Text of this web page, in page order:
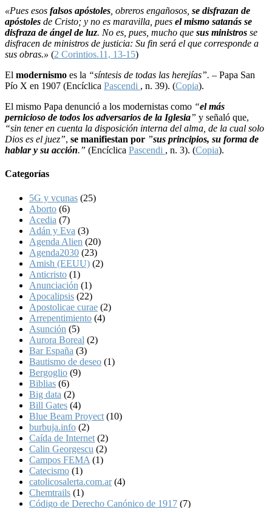
«Pues esos falsos apóstoles , obreros engañosos, se disfrazan de
apóstoles de Cristo; y no es maravilla, pues el mismo satanás se
disfraza de ángel de luz. No es, pues, mucho que sus ministros se
disfracen de ministros de justicia: Su fin será el que corresponde a
sus obras.» (2 Corintios.11, 13-15)
El modernismo es la “síntesis de todas las herejías”. – Papa San
Pío X en 1907 (Encíclica Pascendi , n. 39). (Copia).
El mismo Papa denunció a los modernistas como “el más
pernicioso de todos los adversarios de la Iglesia” y señaló que,
“sin tener en cuenta la disposición interna del alma, de la cual solo
Dios es el juez”, se manifiestan por ”sus principios, su forma de
hablar y su acción.” (Encíclica Pascendi , n. 3). (Copia).
Categorías
5G y vcunas (25)
Aborto (6)
Acedia (7)
Adán y Eva (3)
Agenda Alien (20)
Agenda2030 (23)
Amish (EEUU) (2)
Anticristo (1)
Anunciación (1)
Apocalipsis (22)
Apostolicae curae (2)
Arrepentimiento (4)
Asunción (5)
Aurora Boreal (2)
Bar España (3)
Bautismo de deseo (1)
Bergoglio (9)
Biblias (6)
Big data (2)
Bill Gates (4)
Blue Beam Proyect (10)
burbuja.info (2)
Caída de Internet (2)
Calin Georgescu (2)
Campos FEMA (1)
Catecismo (1)
catolicosalerta.com.ar(4)
Chemtrails (1)
Código de Derecho Canónico de 1917 (7)